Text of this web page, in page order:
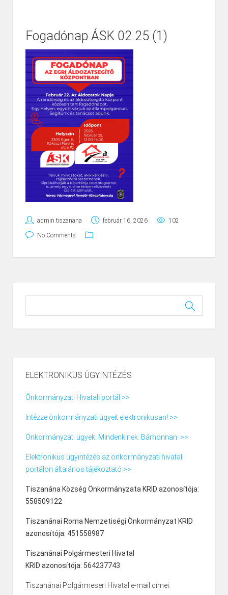
Fogadónap ÁSK 02 25 (1)
admin.tiszanana február 16, 2026 102
No Comments
ELEKTRONIKUS ÜGYINTÉZÉS
Önkormányzati Hivatali portál >>
Intézze önkormányzati ügyeit elektronikusan! >>
Önkormányzati ügyek. Mindenkinek. Bárhonnan. >>
Elektronikus ügyintézés az önkormányzati hivatali
portálon általános tájékoztató >>
Tiszanána Község Önkormányzata KRID azonosítója:
558509122
Tiszanánai Roma Nemzetiségi Önkormányzat KRID
azonosítója: 451558987
Tiszanánai Polgármesteri Hivatal
KRID azonosítója: 564237743
Tiszanánai Polgármeseri Hivatal e-mail címei: